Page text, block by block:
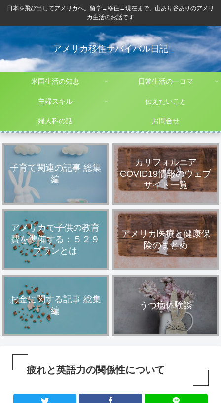
日本を飛び出してアメリカへ。留学→移住→現在まで、山あり谷ありのアメリ
カ生活のお話です
アメリカ移住サバイバル日記
米国生活の知恵 日常生活の一コマ
主婦スキル 伝えたいこと
婦人科の話 お問合せ
子育て関連の記事 総集
編
カリフォルニア
COVID19情報のウェブ
サイト一覧
アメリカで子供の教育
費を準備する：５２９
プランとは
アメリカ医療と健康保
険のまとめ
お金に関する記事 総集
編
うつ病体験談
疲れと英語力の関係性について